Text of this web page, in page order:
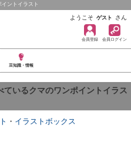
ントイラスト
ようこそ ゲスト さん
会員登録 会員ログイン
豆知識・情報
いるクマのワンポイントイラス
・ イラストボックス